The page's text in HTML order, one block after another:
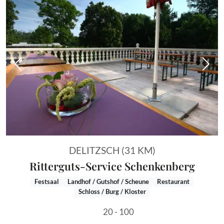
Vorheriges Bild
DELITZSCH (31 KM)
Ritterguts-Service Schenkenberg
Festsaal Landhof / Gutshof / Scheune
Restaurant
Schloss / Burg / Kloster
20 - 100